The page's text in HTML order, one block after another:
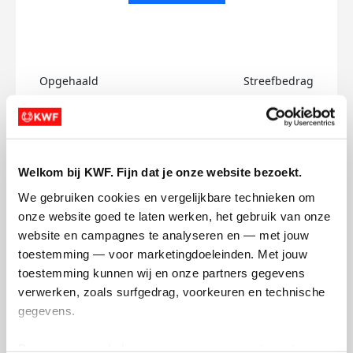
Welkom bij KWF. Fijn dat je onze website bezoekt.
We gebruiken cookies en vergelijkbare technieken om
onze website goed te laten werken, het gebruik van onze
website en campagnes te analyseren en — met jouw
toestemming — voor marketingdoeleinden. Met jouw
toestemming kunnen wij en onze partners gegevens
verwerken, zoals surfgedrag, voorkeuren en technische
gegevens.
Opgehaald Streefbedrag
Bo's badges